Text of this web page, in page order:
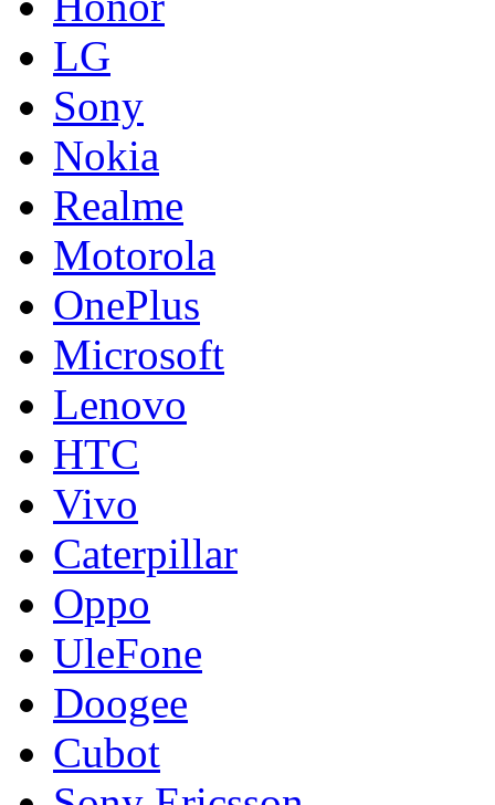
LG
Sony
Nokia
Realme
Motorola
OnePlus
Microsoft
Lenovo
HTC
Vivo
Caterpillar
Oppo
UleFone
Doogee
Cubot